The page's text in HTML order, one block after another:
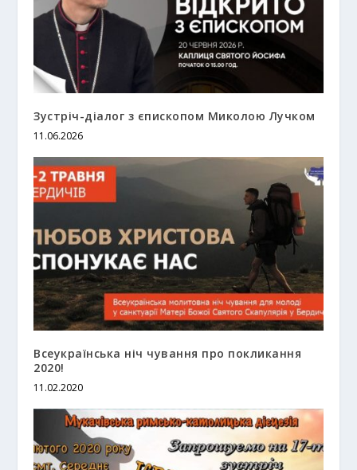
Зустріч-діалог з єпископом Миколою Лучком
11.06.2026
Всеукраїнська ніч чування про покликання
2020!
11.02.2020